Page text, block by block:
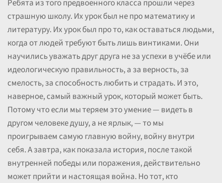
Ребята из того предвоенного класса прошли через
страшную школу. Их урок был не про математику и
литературу. Их урок был про то, как оставаться людьми,
когда от людей требуют быть лишь винтиками. Они
научились уважать друг друга не за успехи в учёбе или
идеологическую правильность, а за верность, за
смелость, за способность любить и страдать. И это,
наверное, самый важный урок, который может быть.
Потому что если мы теряем это умение — видеть в
другом человеке душу, а не ярлык, — то мы
проигрываем самую главную войну, войну внутри
себя. А завтра, как показала история, после такой
внутренней победы или поражения, действительно
может прийти и настоящая война. Но тот, кто